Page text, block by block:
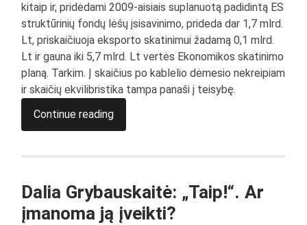
kitaip ir, pridėdami 2009-aisiais suplanuotą padidintą ES
struktūrinių fondų lėšų įsisavinimo, prideda dar 1,7 mlrd.
Lt, priskaičiuoja eksporto skatinimui žadamą 0,1 mlrd.
Lt ir gauna iki 5,7 mlrd. Lt vertės Ekonomikos skatinimo
planą. Tarkim. Į skaičius po kablelio dėmesio nekreipiam
ir skaičių ekvilibristika tampa panaši į teisybę.
Continue reading
Dalia Grybauskaitė: „Taip!“. Ar
įmanoma ją įveikti?